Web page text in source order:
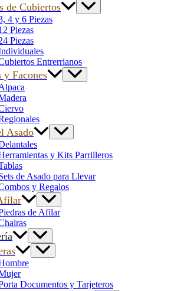
de Cubiertos
4 y 6 Piezas
Piezas
Piezas
Entrerrianos
y Facones
Asado
y Kits Parrilleros
de Asado para Llevar
y Regalos
de Afilar
Documentos y Tarjeteros